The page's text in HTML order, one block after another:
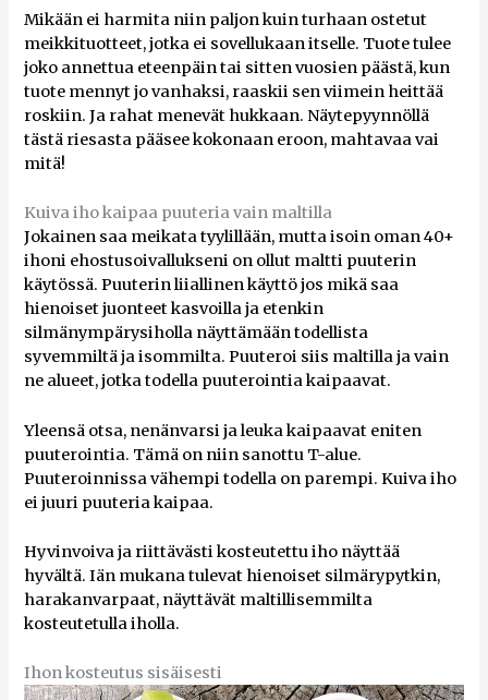
Mikään ei harmita niin paljon kuin turhaan ostetut
meikkituotteet, jotka ei sovellukaan itselle. Tuote tulee
joko annettua eteenpäin tai sitten vuosien päästä, kun
tuote mennyt jo vanhaksi, raaskii sen viimein heittää
roskiin. Ja rahat menevät hukkaan. Näytepyynnöllä
tästä riesasta pääsee kokonaan eroon, mahtavaa vai
mitä!
Kuiva iho kaipaa puuteria vain maltilla
Jokainen saa meikata tyylillään, mutta isoin oman 40+
ihoni ehostusoivallukseni on ollut maltti puuterin
käytössä. Puuterin liiallinen käyttö jos mikä saa
hienoiset juonteet kasvoilla ja etenkin
silmänympärysiholla näyttämään todellista
syvemmiltä ja isommilta. Puuteroi siis maltilla ja vain
ne alueet, jotka todella puuterointia kaipaavat.
Yleensä otsa, nenänvarsi ja leuka kaipaavat eniten
puuterointia. Tämä on niin sanottu T-alue.
Puuteroinnissa vähempi todella on parempi. Kuiva iho
ei juuri puuteria kaipaa.
Hyvinvoiva ja riittävästi kosteutettu iho näyttää
hyvältä. Iän mukana tulevat hienoiset silmärypytkin,
harakanvarpaat, näyttävät maltillisemmilta
kosteutetulla iholla.
Ihon kosteutus sisäisesti